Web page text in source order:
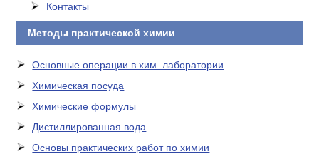
Контакты
Методы практической химии
Основные операции в хим. лаборатории
Химическая посуда
Химические формулы
Дистиллированная вода
Основы практических работ по химии